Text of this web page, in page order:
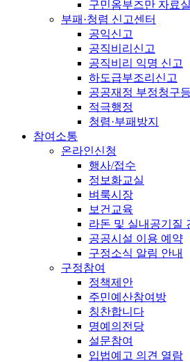
구민옴부즈만 자료실
부패·청렴 신고센터
공익신고
공직비리신고
공직비리 익명 신고
하도급부조리신고
공공재정 부정청구
적극행정
청렴·부패방지
참여소통
온라인신청
행사/접수
정보화교실
벼룩시장
보건교육
라돈 및 실내공기질
공공시설 이용 예약
구정소식 알림 안내
구정참여
정책제안
주민예산참여방
칭찬합니다
명예의전당
설문참여
입법예고 의견 열람